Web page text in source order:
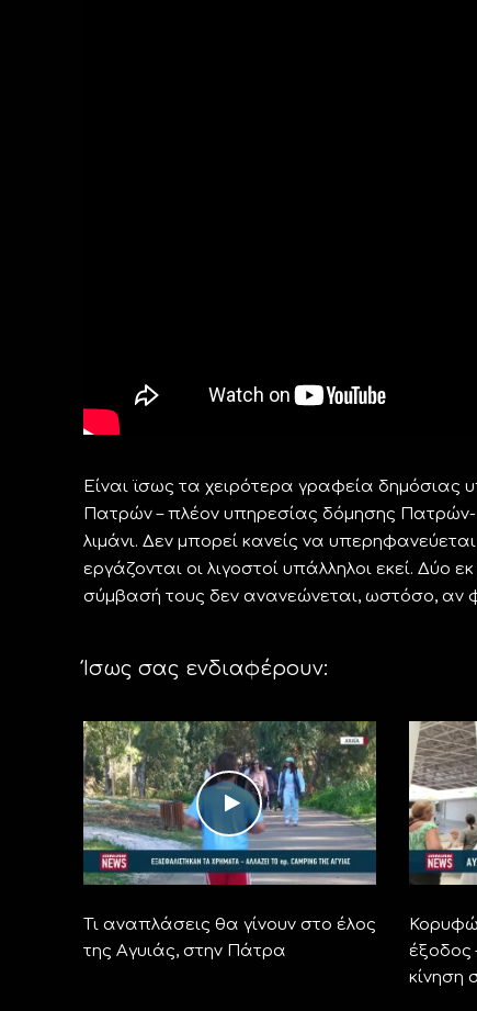
Είναι ϊσως τα χειρότερα γραφεία δημόσιας
Πατρών – πλέον υπηρεσίας δόμησης
λιμάνι. Δεν μπορεί κανείς να
εργάζονται οι λιγοστοί υπάλληλοι εκεί. Δύο
σύμβασή τους δεν ανανεώνεται, ωστόσο, αν
Ίσως σας ενδιαφέρουν:
Τι αναπλάσεις θα γίνουν στο έλος
της Αγυιάς, στην Πάτρα
έξοδος
κίνηση